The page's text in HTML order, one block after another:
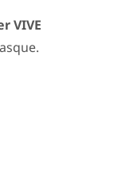
VIVE
.